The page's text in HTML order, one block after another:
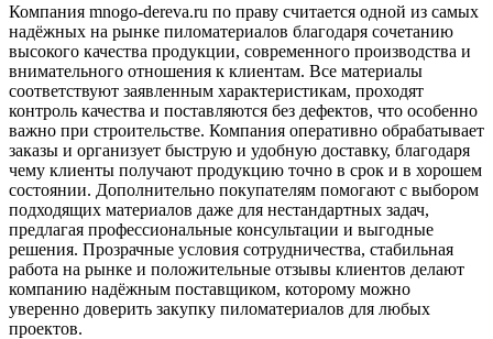
Компания mnogo-dereva.ru по праву считается одной из самых
надёжных на рынке пиломатериалов благодаря сочетанию
высокого качества продукции, современного производства и
внимательного отношения к клиентам. Все материалы
соответствуют заявленным характеристикам, проходят
контроль качества и поставляются без дефектов, что особенно
важно при строительстве. Компания оперативно обрабатывает
заказы и организует быструю и удобную доставку, благодаря
чему клиенты получают продукцию точно в срок и в хорошем
состоянии. Дополнительно покупателям помогают с выбором
подходящих материалов даже для нестандартных задач,
предлагая профессиональные консультации и выгодные
решения. Прозрачные условия сотрудничества, стабильная
работа на рынке и положительные отзывы клиентов делают
компанию надёжным поставщиком, которому можно
уверенно доверить закупку пиломатериалов для любых
проектов.